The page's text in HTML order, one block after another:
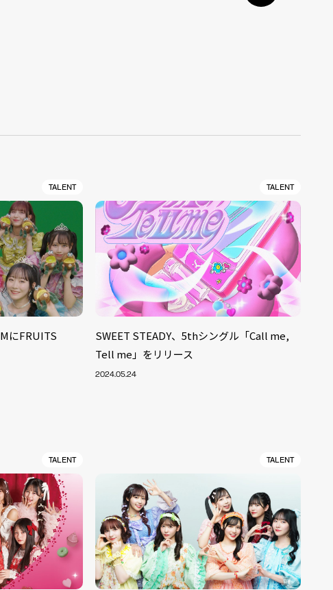
TALENT
にFRUITS
TALENT
SWEET STEADY、5thシングル「Call me,
Tell me」をリリース
2024.05.24
TALENT TALENT